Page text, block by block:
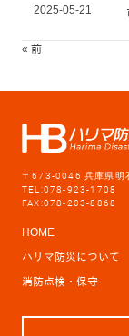
2025-05-21
« 前
〒673-0046 兵庫県明
TEL:078-923-1708
FAX:078-203-8868
HOME
ハリマ防災について
消防点検・保守